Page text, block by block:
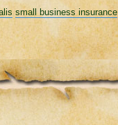
small business insurance